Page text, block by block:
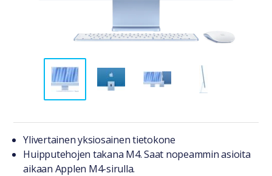
Tuotteesta lyhyesti
Ylivertainen yksiosainen tietokone
Huipputehojen takana M4. Saat nopeammin asioita
aikaan Applen M4-sirulla.